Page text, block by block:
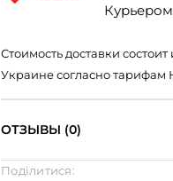
Стоимость доставки
Украине согласно тарифам
ОТЗЫВЫ (0)
Поділитися: